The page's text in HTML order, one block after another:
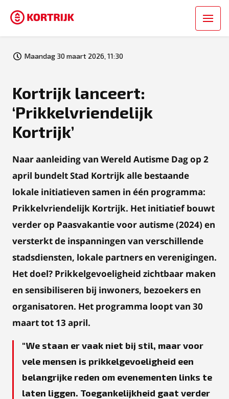
Maandag 30 maart 2026, 11:30
Kortrijk lanceert:
‘Prikkelvriendelijk
Kortrijk’
Naar aanleiding van Wereld Autisme Dag op 2
april bundelt Stad Kortrijk alle bestaande
lokale initiatieven samen in één programma:
Prikkelvriendelijk Kortrijk. Het initiatief bouwt
verder op Paasvakantie voor autisme (2024) en
versterkt de inspanningen van verschillende
stadsdiensten, lokale partners en verenigingen.
Het doel? Prikkelgevoeligheid zichtbaar maken
en sensibiliseren bij inwoners, bezoekers en
organisatoren. Het programma loopt van 30
maart tot 13 april.
We staan er vaak niet bij stil, maar voor
vele mensen is prikkelgevoeligheid een
belangrijke reden om evenementen links te
laten liggen. Toegankelijkheid gaat verder